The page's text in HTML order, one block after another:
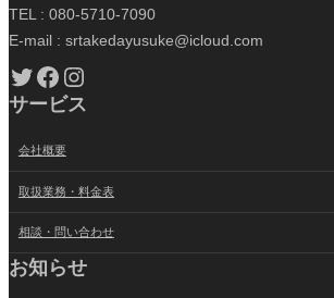
TEL : 080-5710-7090
E-mail : srtakedayusuke@icloud.com
Twitter Facebook Instagram
サービス
会社概要
取扱業務・料金表
相談・問い合わせ
お知らせ